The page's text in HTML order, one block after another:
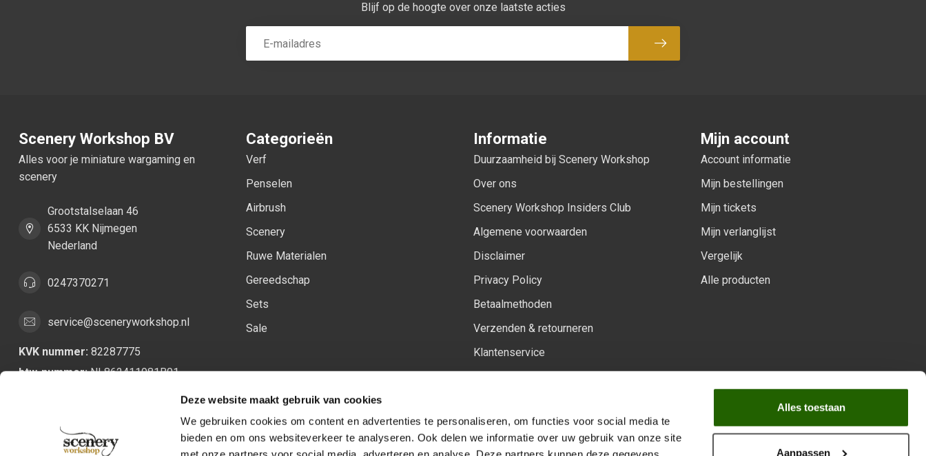
Deze website maakt gebruik van cookies
We gebruiken cookies om content en advertenties te personaliseren, om functies voor social media te
bieden en om ons websiteverkeer te analyseren. Ook delen we informatie over uw gebruik van onze site
Alles toestaan
Aanpassen
Blijf op de hoogte over onze laatste acties
Abonneer
Scenery Workshop BV
Alles voor je miniature wargaming en
scenery
Grootstalselaan 46
6533 KK Nijmegen
Nederland
0247370271
service@sceneryworkshop.nl
KVK nummer: 82287775
btw-nummer:NL862411981B01
Categorieën
Verf
Penselen
Airbrush
Scenery
Ruwe Materialen
Gereedschap
Sets
Sale
Informatie
Duurzaamheid bij Scenery Workshop
Over ons
Scenery Workshop Insiders Club
Algemene voorwaarden
Disclaimer
Privacy Policy
Betaalmethoden
Verzenden & retourneren
Klantenservice
Mijn account
Account informatie
Mijn bestellingen
Mijn tickets
Mijn verlanglijst
Vergelijk
Alle producten